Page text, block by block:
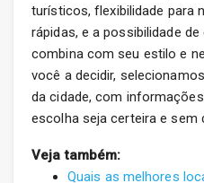
turísticos, flexibilidade para
rápidas, e a possibilidade
combina com seu estilo e
você a decidir,
da cidade, com
escolha seja certeira e sem
Veja também:
Quais as melhores